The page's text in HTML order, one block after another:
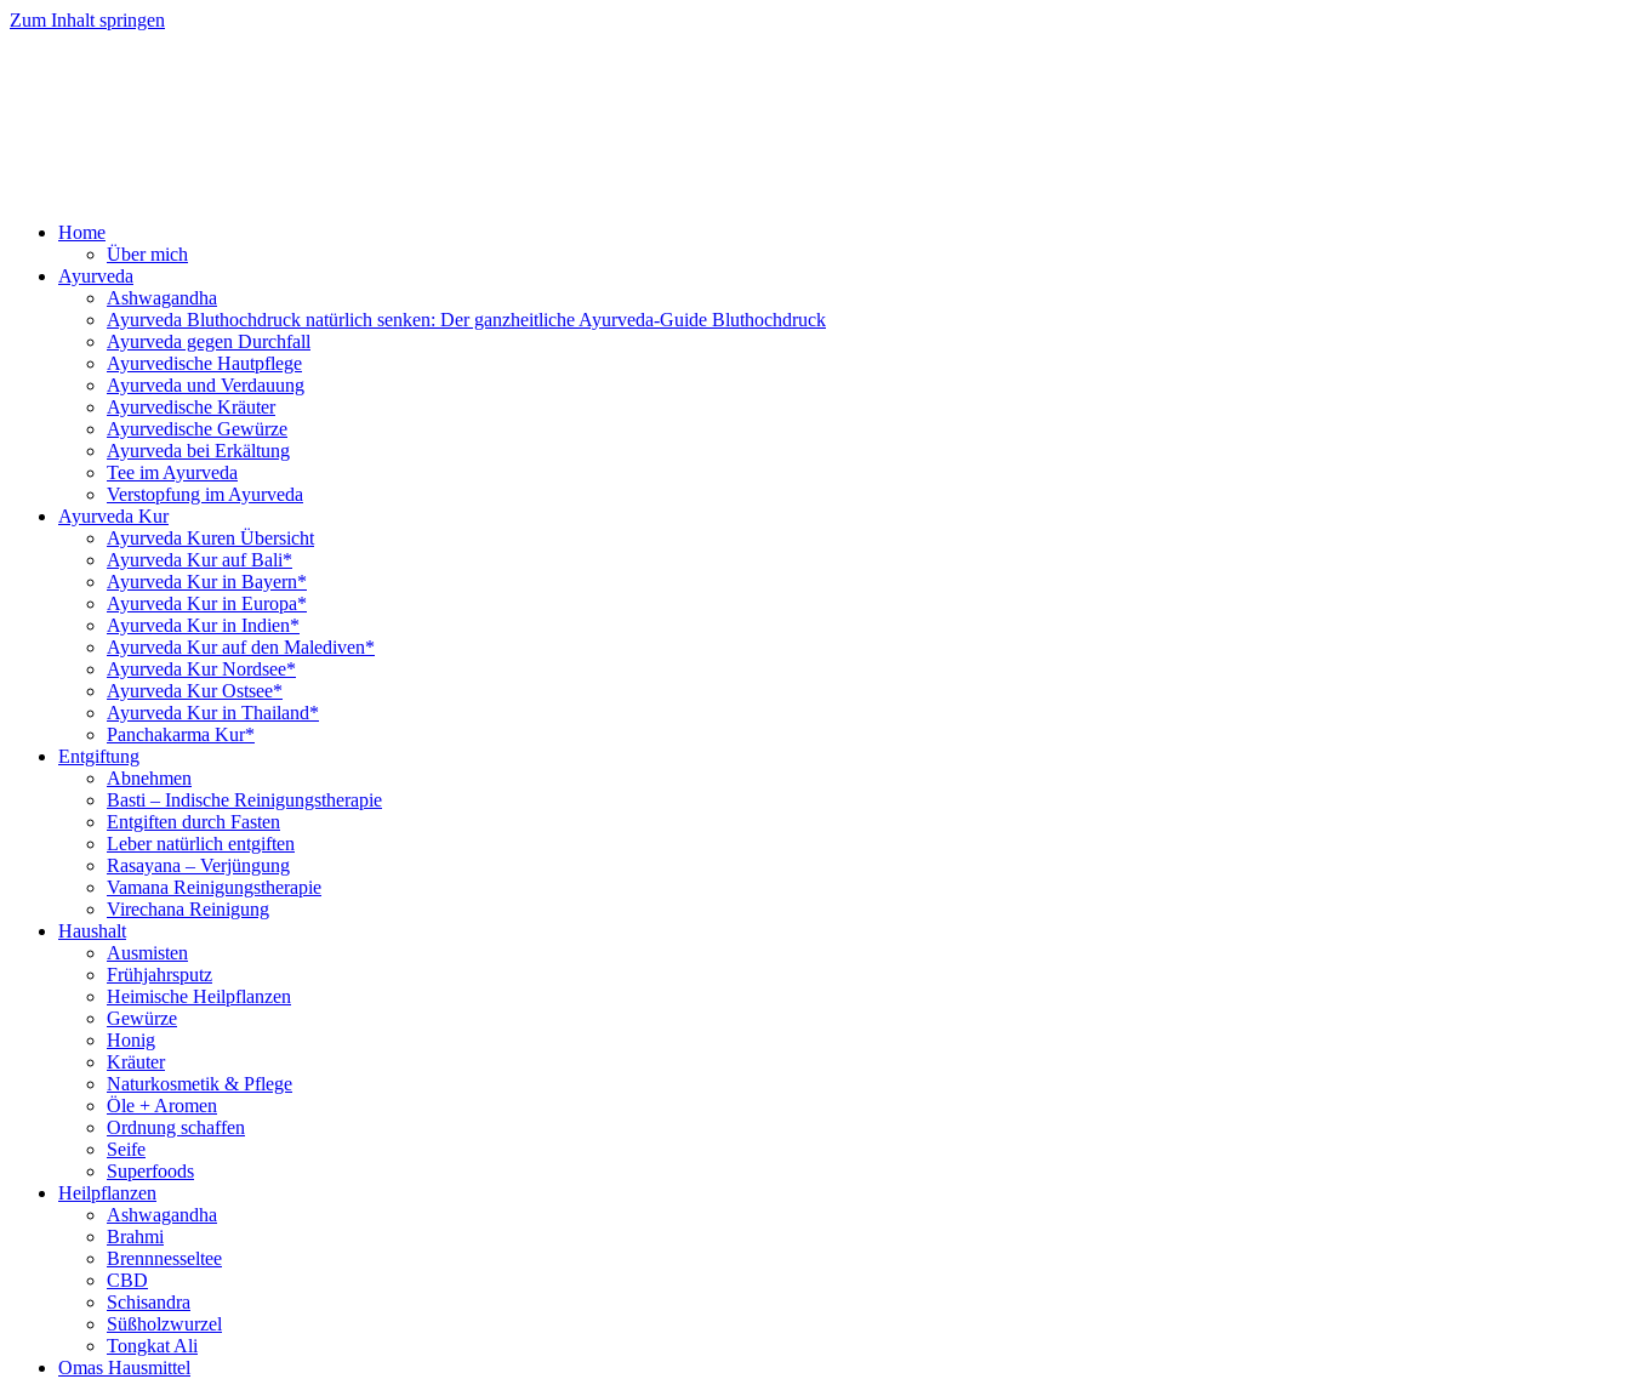
Zum Inhalt springen
Home
Über mich
Ayurveda
Ashwagandha
Ayurveda Bluthochdruck natürlich senken: Der ganzheitliche Ayurveda-Guide Bluthochdruck
Ayurveda gegen Durchfall
Ayurvedische Hautpflege
Ayurveda und Verdauung
Ayurvedische Kräuter
Ayurvedische Gewürze
Ayurveda bei Erkältung
Tee im Ayurveda
Verstopfung im Ayurveda
Ayurveda Kur
Ayurveda Kuren Übersicht
Ayurveda Kur auf Bali*
Ayurveda Kur in Bayern*
Ayurveda Kur in Europa*
Ayurveda Kur in Indien*
Ayurveda Kur auf den Malediven*
Ayurveda Kur Nordsee*
Ayurveda Kur Ostsee*
Ayurveda Kur in Thailand*
Panchakarma Kur*
Entgiftung
Abnehmen
Basti – Indische Reinigungstherapie
Entgiften durch Fasten
Leber natürlich entgiften
Rasayana – Verjüngung
Vamana Reinigungstherapie
Virechana Reinigung
Haushalt
Ausmisten
Frühjahrsputz
Heimische Heilpflanzen
Gewürze
Honig
Kräuter
Naturkosmetik & Pflege
Öle + Aromen
Ordnung schaffen
Seife
Superfoods
Heilpflanzen
Ashwagandha
Brahmi
Brennnesseltee
CBD
Schisandra
Süßholzwurzel
Tongkat Ali
Omas Hausmittel